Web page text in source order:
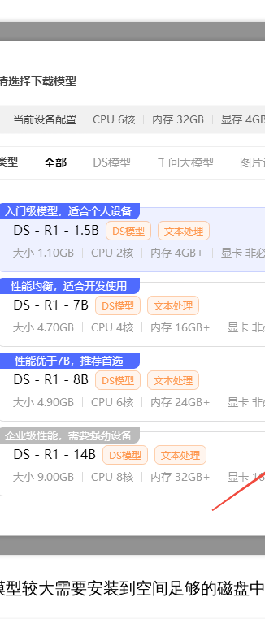
型较大需要安装到空间足够的磁盘中